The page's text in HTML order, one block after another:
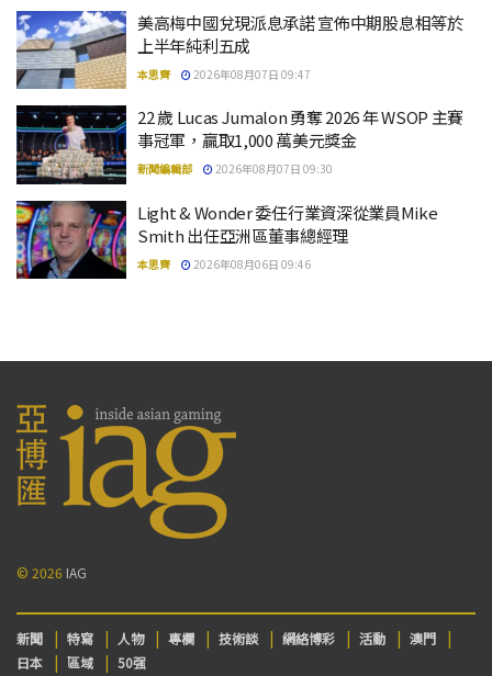
美高梅中國兌現派息承諾 宣佈中期股息相等於
上半年純利五成
本思齊 2026年08月07日 09:47
22 歲 Lucas Jumalon 勇奪 2026 年 WSOP 主賽
事冠軍，贏取1,000 萬美元獎金
新聞編輯部 2026年08月07日 09:30
Light & Wonder 委任行業資深從業員Mike
Smith 出任亞洲區董事總經理
本思齊 2026年08月06日 09:46
© 2026 IAG
新聞 特寫 人物 專欄 技術談 網絡博彩 活動
澳門
日本
區域 50强